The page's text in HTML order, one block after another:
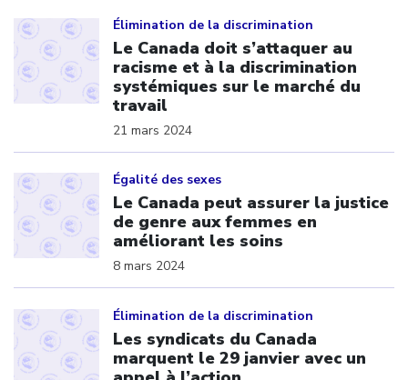
Élimination de la discrimination
Le Canada doit s’attaquer au
racisme et à la discrimination
systémiques sur le marché du
travail
21 mars 2024
Égalité des sexes
Le Canada peut assurer la justice
de genre aux femmes en
améliorant les soins
8 mars 2024
Élimination de la discrimination
Les syndicats du Canada
marquent le 29 janvier avec un